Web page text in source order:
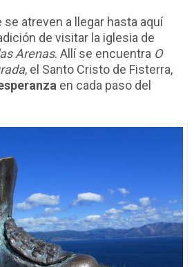
atreven a llegar hasta aquí
de visitar la iglesia de
Arenas. Allí se encuentra O
, el Santo Cristo de Fisterra,
en cada paso del